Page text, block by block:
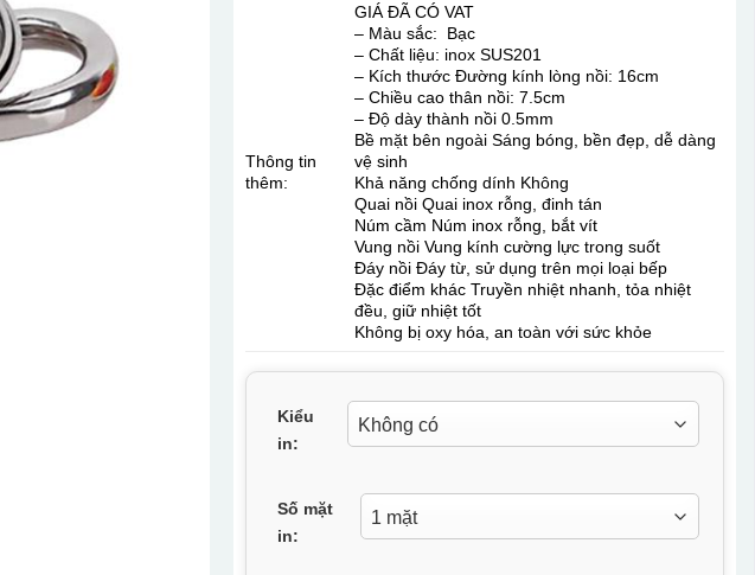
Thông tin
thêm:
GIÁ ĐÃ CÓ VAT
– Màu sắc: Bạc
– Chất liệu: inox SUS201
– Kích thước Đường kính lòng nồi: 16cm
– Chiều cao thân nồi: 7.5cm
– Độ dày thành nồi 0.5mm
Bề mặt bên ngoài Sáng bóng, bền đẹp, dễ dàng
vệ sinh
Khả năng chống dính Không
Quai nồi Quai inox rỗng, đinh tán
Núm cầm Núm inox rỗng, bắt vít
Vung nồi Vung kính cường lực trong suốt
Đáy nồi Đáy từ, sử dụng trên mọi loại bếp
Đặc điểm khác Truyền nhiệt nhanh, tỏa nhiệt
đều, giữ nhiệt tốt
Không bị oxy hóa, an toàn với sức khỏe
Kiểu
in:
Số mặt
in: